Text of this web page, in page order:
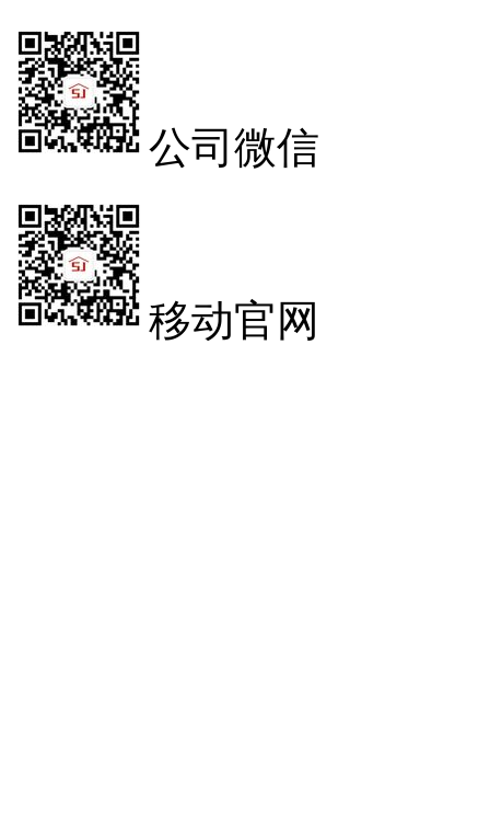
公司微信
移动官网